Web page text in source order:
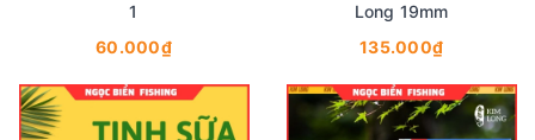
1
60.000₫
Long 19mm
135.000₫